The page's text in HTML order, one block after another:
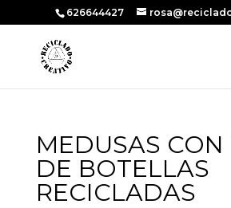
626644427
MEDUSAS CON
DE BOTELLAS
RECICLADAS